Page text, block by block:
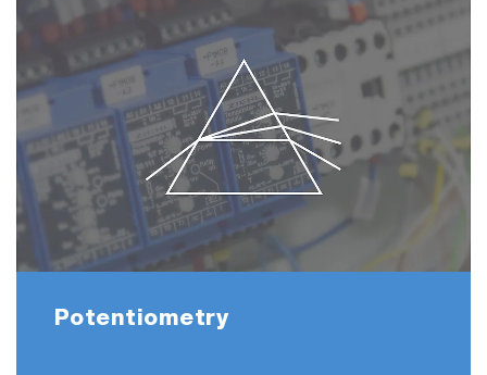
Potentiometry